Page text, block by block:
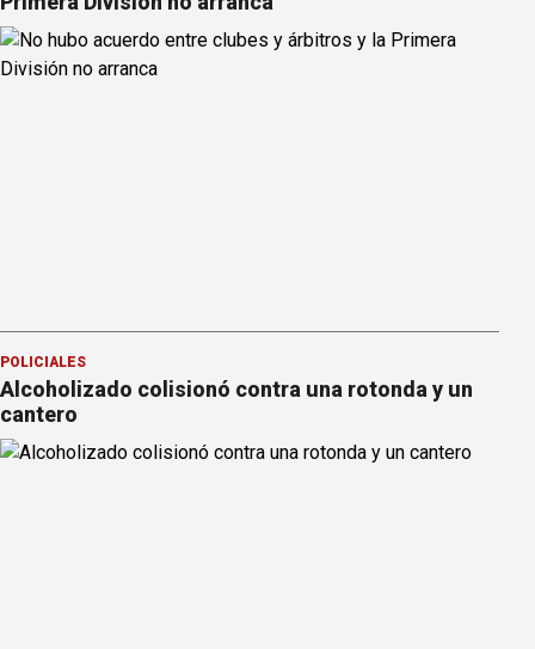
POLICIALES
Alcoholizado colisionó contra una rotonda y un
cantero